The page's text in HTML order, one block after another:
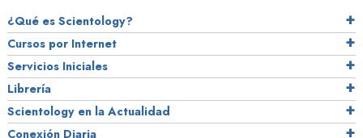
¿Qué es Scientology?
Cursos por Internet
Servicios Iniciales
Librería
Scientology en la Actualidad
Conexión Diaria